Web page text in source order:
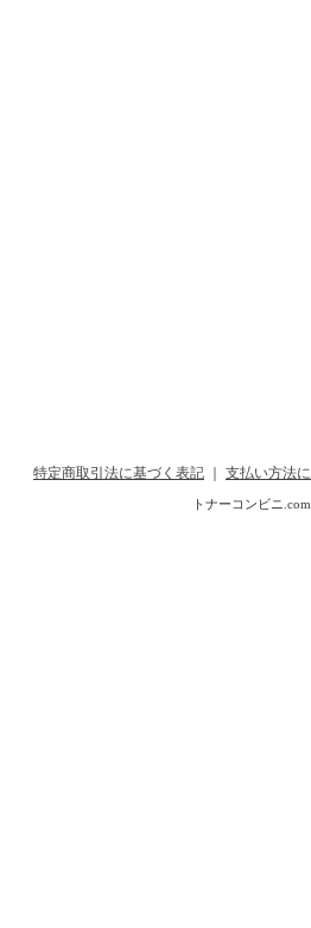
特定商取引法に基づく表記 支払い方法
トナーコンビニ